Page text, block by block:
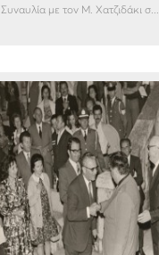
Συναυλία με τον Μ. Χατζιδάκι σ...